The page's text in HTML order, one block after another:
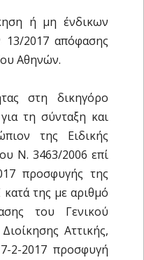
ή μη ένδικων
13/2017 απόφασης
Αθηνών.
στη δικηγόρο
τη σύνταξη και
της Ειδικής
Ν. 3463/2006 επί
προσφυγής της
κατά της με αριθμό
του Γενικού
Αττικής,
2-2017 προσφυγή